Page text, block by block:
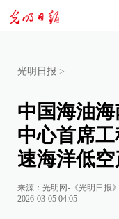
光明日报 >
中国海油
中心首席
速海洋低
来源： 光明网-《光明日报》
2026-03-05 04:05